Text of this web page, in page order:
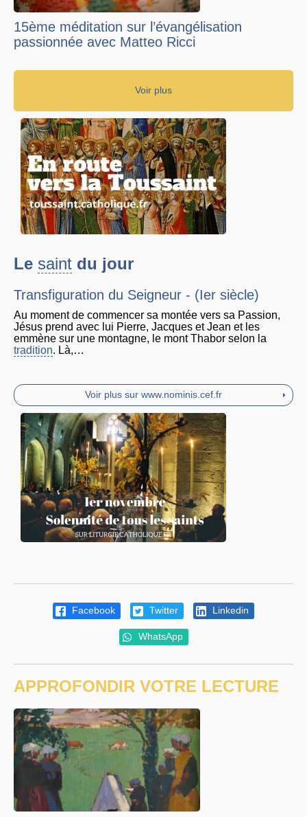
15ème méditation sur l’évangélisation
passionnée avec Matteo Ricci
Voir plus
Le saint du jour
Transfiguration du Seigneur - (Ier siècle)
Au moment de commencer sa montée vers sa Passion,
Jésus prend avec lui Pierre, Jacques et Jean et les
emmène sur une montagne, le mont Thabor selon la
tradition. Là,…
Voir plus sur www.nominis.cef.fr
Facebook Twitter Linkedin
WhatsApp
APPROFONDIR VOTRE LECTURE